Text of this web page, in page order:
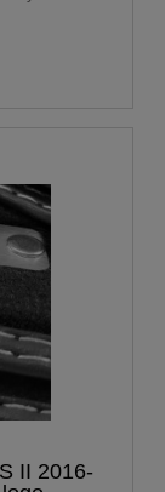
II 2016-